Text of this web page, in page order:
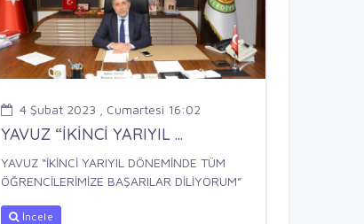
4 Şubat 2023 , Cumartesi 16:02
YAVUZ “İKİNCİ YARIYIL ...
YAVUZ “İKİNCİ YARIYIL DÖNEMİNDE TÜM
ÖĞRENCİLERİMİZE BAŞARILAR DİLİYORUM”
İncele